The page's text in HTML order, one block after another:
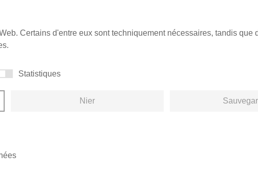
Certains d'entre eux sont techniquement nécessaires, tandis
Statistiques
Nier